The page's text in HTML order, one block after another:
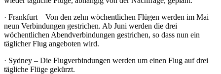
· Frankfurt – Von den zehn wöchentlichen Flügen werden im Mai
neun Verbindungen gestrichen. Ab Juni werden die drei
wöchentlichen Abendverbindungen gestrichen, so dass nun ein
täglicher Flug angeboten wird.
· Sydney – Die Flugverbindungen werden um einen Flug auf drei
tägliche Flüge gekürzt.